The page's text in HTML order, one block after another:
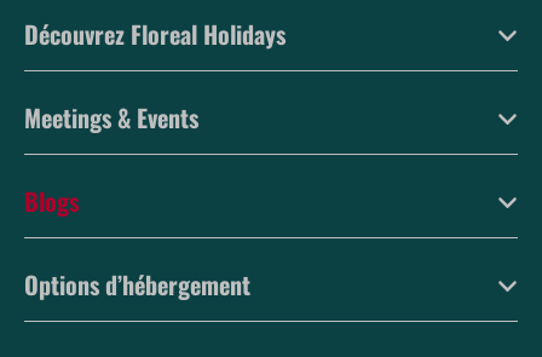
Découvrez Floreal Holidays
Meetings & Events
Blogs
Options d’hébergement